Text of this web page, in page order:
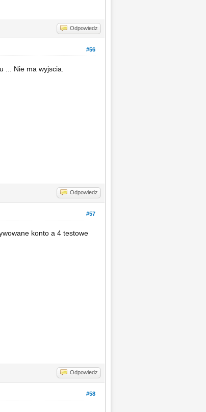
Odpowiedz
#56
... Nie ma wyjscia.
Odpowiedz
#57
konto a 4 testowe
Odpowiedz
#58